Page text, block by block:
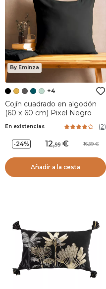
By Eminza
+4
Cojín cuadrado en algodón
(60 x 60 cm) Pixel Negro
En existencias (2)
-24% 12,99 16,99
Añadir a la cesta